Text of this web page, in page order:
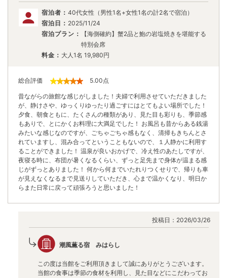
宿泊者： 40代女性（男性1名+女性1名の計2名で宿泊）
宿泊日： 2025/11/24
宿泊プラン：
【海側確約】蟹2品と鮑の岩塩焼きを堪能する
特別会席
料金： 大人1名 19,980円
総合評価 5.00点
昔ながらの旅館な感じがしました！夫婦で利用させていただきました
が、静けさや、ゆっくりゆったり過ごすにはとてもよい場所でした！
夕食、朝食ともに、たくさんの種類があり、見た目も彩りも、季節感
もありで、とにかくお料理に大満足でした！ お風呂も昔からある銭湯
みたいな感じなのですが、ごちゃごちゃ感もなく、清掃もきちんとさ
れていますし、混み合ってということもないので、１人静かに利用す
ることができました！ 温泉が良いおかげで、冷え性のあたしですが、
夜寝る時に、布団が暑くなるくらい、ずっと足先まで身体が温まる感
じがずっとありました！ 何から何までいたれりつくせりで、帰りも車
が見えなくなるまで見送りしていただき、心まで温かくなり、明日か
らまた日常に戻って頑張ろうと思いました！
投稿日： 2026/03/26
潮風薫る宿 みはらし
この度は当館をご利用頂きまして誠にありがとうございます。
当館の食事は季節の食材を利用し、見た目などにこだわってお